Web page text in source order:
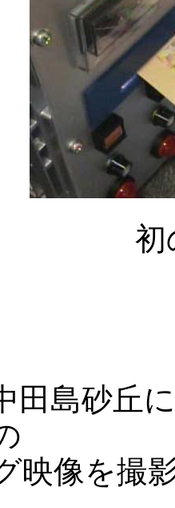
初
田島砂丘
映像を撮